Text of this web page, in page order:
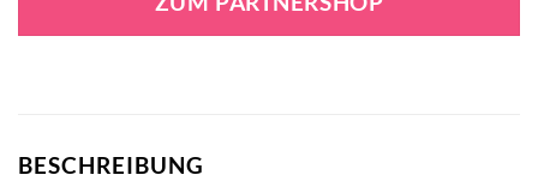
BESCHREIBUNG